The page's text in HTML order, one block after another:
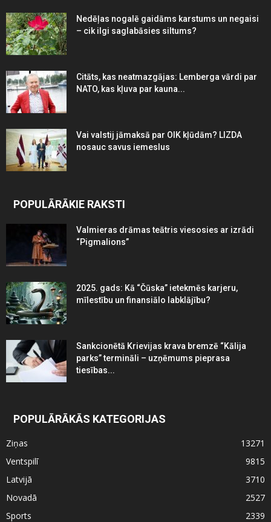
Nedēļas nogalē gaidāms karstums un negaisi
– cik ilgi saglabāsies siltums?
Citāts, kas neatmazgājas: Lemberga vārdi par
NATO, kas kļuva par kauna...
Vai valstij jāmaksā par OIK kļūdām? LIZDA
nosauc savus iemeslus
POPULĀRĀKIE RAKSTI
Valmieras drāmas teātris viesosies ar izrādi
“Pigmalions”
2025. gads: Kā “Čūska” ietekmēs karjeru,
mīlestību un finansiālo labklājību?
Sankcionētā Krievijas krava bremzē “Kālija
parks” termināli – uzņēmums pieprasa
tiesības...
POPULĀRĀKĀS KATEGORIJAS
Ziņas
13271
Ventspilī
9815
Latvijā
3710
Novadā
2527
Sports
2339